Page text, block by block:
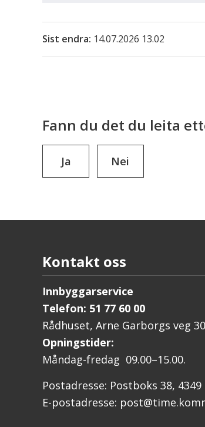
Sist endra 14.07.2026 13.02
Fann du det du leita
Ja Nei
Kontakt oss
Innbyggarservice
Telefon: 51 77 60 00
Rådhuset, Arne Garborgs veg
Opningstider:
Måndag-fredag 09.00–15.00.
Postadresse: Postboks 38, 4349
E-postadresse: